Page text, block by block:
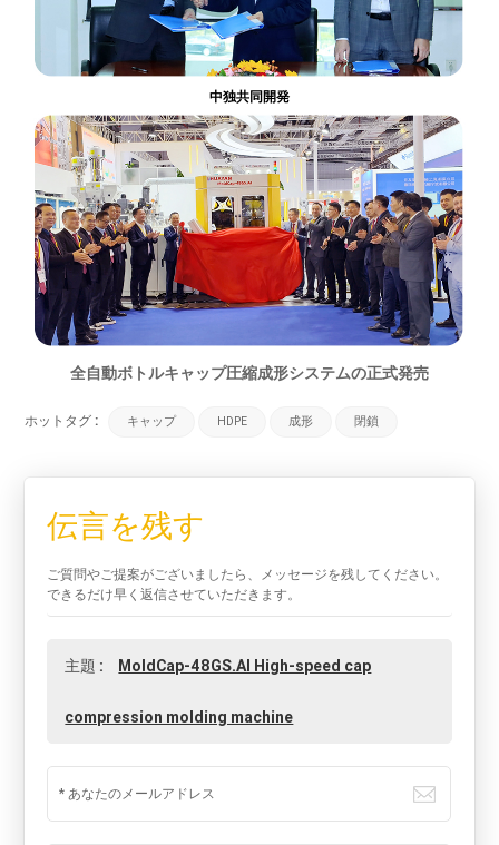
中独共同開発
全自動ボトルキャップ圧縮成形システムの正式発売
ホットタグ : キャップ HDPE 成形 閉鎖
伝言を残す
ご質問やご提案がございましたら、メッセージを残してください。
できるだけ早く返信させていただきます。
主題 : MoldCap-48GS.AI High-speed cap
compression molding machine